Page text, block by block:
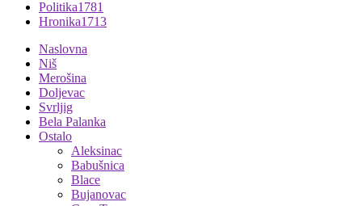
Politika1781
Hronika1713
Naslovna
Niš
Merošina
Doljevac
Svrljig
Bela Palanka
Ostalo
Aleksinac
Babušnica
Blace
Bujanovac